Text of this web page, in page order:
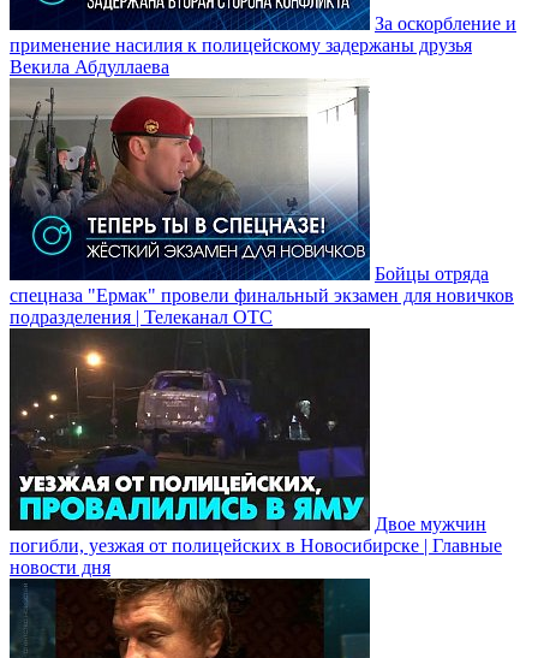
За оскорбление и
применение насилия к полицейскому задержаны друзья
Векила Абдуллаева
Бойцы отряда
спецназа "Ермак" провели финальный экзамен для новичков
подразделения | Телеканал ОТС
Двое мужчин
погибли, уезжая от полицейских в Новосибирске | Главные
новости дня